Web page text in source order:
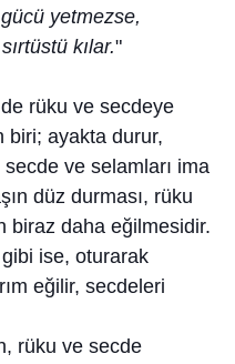
yetmezse,
kılar."
rüku ve secdeye
biri; ayakta durur,
secde ve selamları ima
düz durması, rüku
biraz daha eğilmesidir.
ise, oturarak
eğilir, secdeleri
rüku ve secde